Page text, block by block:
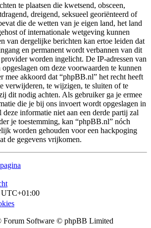
te plaatsen die kwetsend, obsceen,
dreigend, seksueel georiënteerd of
die de wetten van je eigen land, het land
of internationale wetgeving kunnen
van dergelijke berichten kan ertoe leiden dat
en permanent wordt verbannen van dit
worden ingelicht. De IP-adressen van
om deze voorwaarden te kunnen
mee akkoord dat “phpBB.nl” het recht heeft
verwijderen, te wijzigen, te sluiten of te
dit nodig achten. Als gebruiker ga je ermee
die je bij ons invoert wordt opgeslagen in
deze informatie niet aan een derde partij zal
je toestemming, kan “phpBB.nl” nóch
worden gehouden voor een hackpoging
de gegevens vrijkomen.
UTC+01:00
Forum Software © phpBB Limited